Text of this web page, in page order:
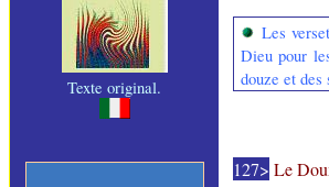
Texte original.
Les
Dieu pour
douze et des
127> Le